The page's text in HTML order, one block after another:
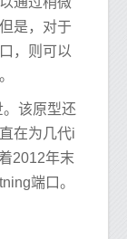
是，对于
，则可以
该原型还
在为几代i
2012年末
端口。